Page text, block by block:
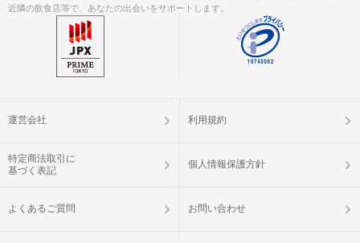
近隣の飲食店等で、あなたの出会いをサポートします。
運営会社 利用規約
特定商法取引に
基づく表記
個人情報保護方針
よくあるご質問 お問い合わせ